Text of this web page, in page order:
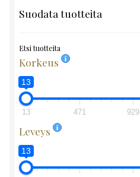
Suodata tuotteita
Etsi tuotteita
Korkeus
13
13 471 929
Leveys
13